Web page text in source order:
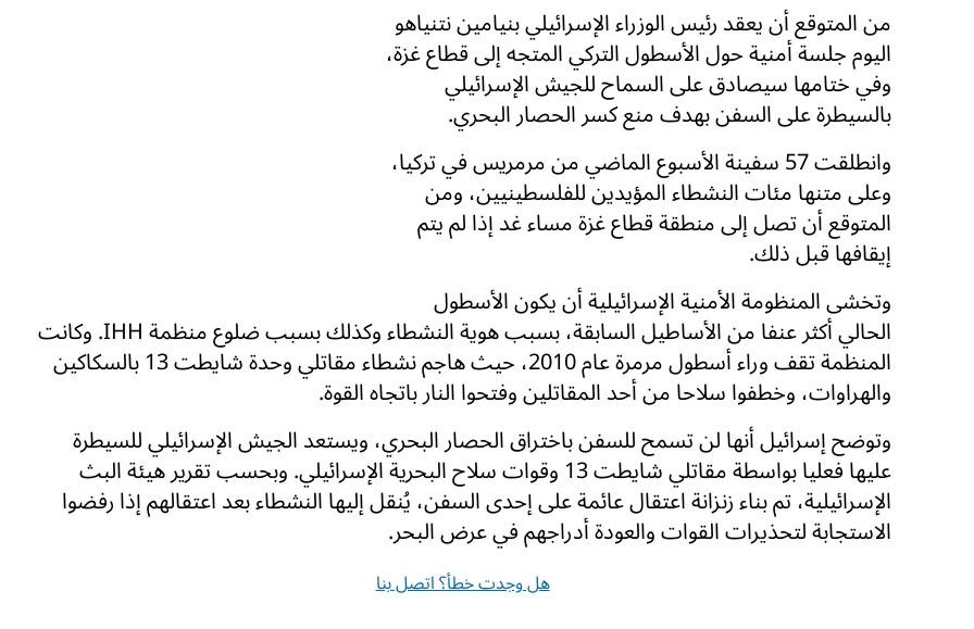
من المتوقع أن يعقد رئيس الوزراء الإسرائيلي بنيامين نتنياهو
اليوم جلسة أمنية حول الأسطول التركي المتجه إلى قطاع غزة،
وفي ختامها سيصادق على السماح للجيش الإسرائيلي
بالسيطرة على السفن بهدف منع كسر الحصار البحري.
وانطلقت 57 سفينة الأسبوع الماضي من مرمريس في تركيا،
وعلى متنها مئات النشطاء المؤيدين للفلسطينيين، ومن
المتوقع أن تصل إلى منطقة قطاع غزة مساء غد إذا لم يتم
إيقافها قبل ذلك.
وتخشى المنظومة الأمنية الإسرائيلية أن يكون الأسطول
الحالي أكثر عنفا من الأساطيل السابقة، بسبب هوية النشطاء وكذلك بسبب ضلوع منظمة IHH. وكانت
المنظمة تقف وراء أسطول مرمرة عام 2010، حيث هاجم نشطاء مقاتلي وحدة شايطت 13 بالسكاكين
والهراوات، وخطفوا سلاحا من أحد المقاتلين وفتحوا النار باتجاه القوة.
وتوضح إسرائيل أنها لن تسمح للسفن باختراق الحصار البحري، ويستعد الجيش الإسرائيلي للسيطرة
عليها فعليا بواسطة مقاتلي شايطت 13 وقوات سلاح البحرية الإسرائيلي. وبحسب تقرير هيئة البث
الإسرائيلية، تم بناء زنزانة اعتقال عائمة على إحدى السفن، يُنقل إليها النشطاء بعد اعتقالهم إذا رفضوا
الاستجابة لتحذيرات القوات والعودة أدراجهم في عرض البحر.
هل وجدت خطأ؟ اتصل بنا